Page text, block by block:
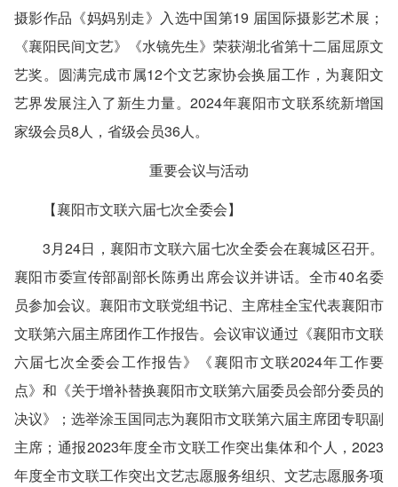
摄影作品《妈妈别走》入选中国第19 届国际摄影艺术展；
《襄阳民间文艺》《水镜先生》荣获湖北省第十二届屈原文
艺奖。圆满完成市属12个文艺家协会换届工作，为襄阳文
艺界发展注入了新生力量。2024年襄阳市文联系统新增国
家级会员8人，省级会员36人。
重要会议与活动
【襄阳市文联六届七次全委会】
3月24日，襄阳市文联六届七次全委会在襄城区召开。
襄阳市委宣传部副部长陈勇出席会议并讲话。全市40名委
员参加会议。襄阳市文联党组书记、主席桂全宝代表襄阳市
文联第六届主席团作工作报告。会议审议通过《襄阳市文联
六届七次全委会工作报告》《襄阳市文联2024年工作要
点》和《关于增补替换襄阳市文联第六届委员会部分委员的
决议》；选举涂玉国同志为襄阳市文联第六届主席团专职副
主席；通报2023年度全市文联工作突出集体和个人，2023
年度全市文联工作突出文艺志愿服务组织、文艺志愿服务项